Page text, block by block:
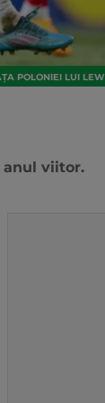
POLONIEI LUI
anul viitor.